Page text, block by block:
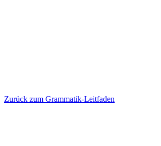
Zurück zum Grammatik-Leitfaden